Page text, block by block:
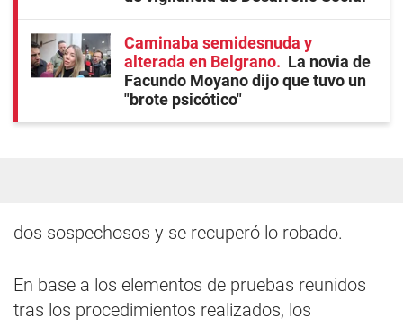
Caminaba semidesnuda y
alterada en Belgrano
La novia de
Facundo Moyano dijo que tuvo un
"brote psicótico"
dos sospechosos y se recuperó lo robado.
En base a los elementos de pruebas reunidos
tras los procedimientos realizados, los